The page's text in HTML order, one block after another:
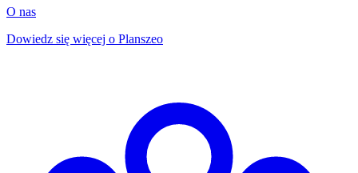
O nas
Dowiedz się więcej o Planszeo